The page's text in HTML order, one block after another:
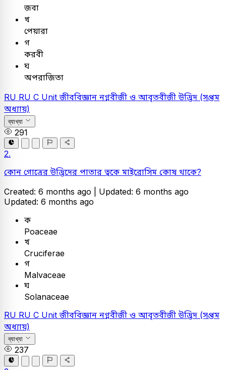
জবা
খ
পেয়ারা
গ
করবী
ঘ
অপরাজিতা
RU RU C Unitজীববিজ্ঞান নগ্নবীজী ও আবৃতবীজী উদ্ভিদ (সপ্তম
অধ্যায়)
ব্যাখ্যা
291
2.
কোন গোত্রের উদ্ভিদের পাতার ত্বকে মাইরোসিম কোষ থাকে?
Created: 6 months ago | Updated: 6 months ago
Updated: 6 months ago
ক
Poaceae
খ
Cruciferae
গ
Malvaceae
ঘ
Solanaceae
RU RU C Unitজীববিজ্ঞান নগ্নবীজী ও আবৃতবীজী উদ্ভিদ (সপ্তম
অধ্যায়)
ব্যাখ্যা
237